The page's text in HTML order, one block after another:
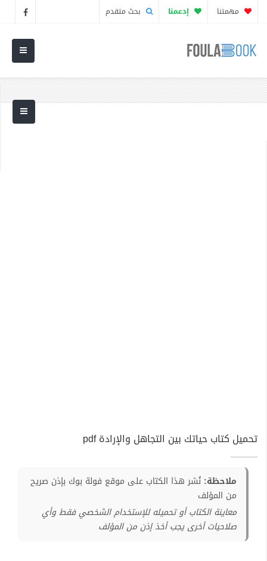
مهمتنا إدعمنا بحث متقدم
تحميل كتاب حياتك بين التجاهل والإرادة pdf
ملاحظة: نُشر هذا الكتاب على موقع فولة بوك بإذن صريح
من المؤلف
معاينة الكتاب أو تحميله للإستخدام الشخصي فقط وأي
صلاحيات أخرى يجب أخذ إذن من المؤلف